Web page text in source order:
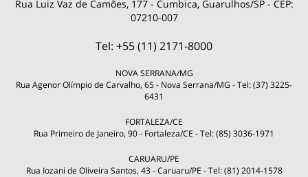
Rua Luiz Vaz de Camões, 177 - Cumbica, Guarulhos/SP - CEP:
07210-007
Tel: +55 (11) 2171-8000
NOVA SERRANA/MG
Rua Agenor Olímpio de Carvalho, 65 - Nova Serrana/MG - Tel: (37) 3225-
6431
FORTALEZA/CE
Rua Primeiro de Janeiro, 90 - Fortaleza/CE - Tel: (85) 3036-1971
CARUARU/PE
Rua Iozani de Oliveira Santos, 43 - Caruaru/PE - Tel: (81) 2014-1578